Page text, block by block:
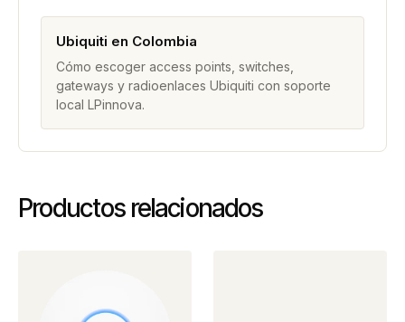
Ubiquiti en Colombia
Cómo escoger access points, switches,
gateways y radioenlaces Ubiquiti con soporte
local LPinnova.
Productos relacionados